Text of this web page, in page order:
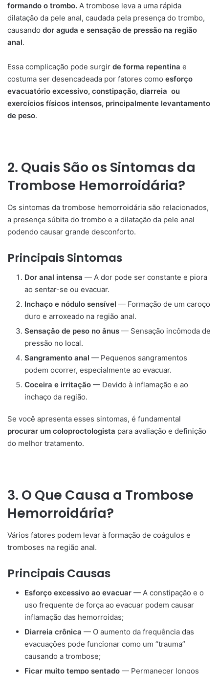
formando o trombo. A trombose leva a uma rápida
dilatação da pele anal, caudada pela presença do trombo,
causando dor aguda e sensação de pressão na região
anal.
Essa complicação pode surgir de forma repentina e
costuma ser desencadeada por fatores como esforço
evacuatório excessivo, constipação, diarreia ou
exercícios físicos intensos, principalmente levantamento
de peso.
2. Quais São os Sintomas da
Trombose Hemorroidária?
Os sintomas da trombose hemorroidária são relacionados,
a presença súbita do trombo e a dilatação da pele anal
podendo causar grande desconforto.
Principais Sintomas
Dor anal intensa — A dor pode ser constante e piora
ao sentar-se ou evacuar.
Inchaço e nódulo sensível — Formação de um caroço
duro e arroxeado na região anal.
Sensação de peso no ânus — Sensação incômoda de
pressão no local.
Sangramento anal — Pequenos sangramentos
podem ocorrer, especialmente ao evacuar.
Coceira e irritação — Devido à inflamação e ao
inchaço da região.
Se você apresenta esses sintomas, é fundamental
procurar um coloproctologista para avaliação e definição
do melhor tratamento.
3. O Que Causa a Trombose
Hemorroidária?
Vários fatores podem levar à formação de coágulos e
tromboses na região anal.
Principais Causas
Esforço excessivo ao evacuar — A constipação e o
uso frequente de força ao evacuar podem causar
inflamação das hemorroidas;
Diarreia crônica — O aumento da frequência das
evacuações pode funcionar como um “trauma”
causando a trombose;
Ficar muito tempo sentado — Permanecer longos